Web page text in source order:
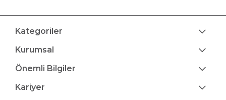
Kategoriler
Kurumsal
Önemli Bilgiler
Kariyer